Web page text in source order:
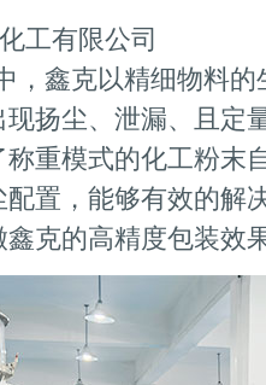
工有限公司
鑫克以精细物料的
扬尘、泄漏、且定
重模式的化工粉末
置，能够有效的解
克的高精度包装效